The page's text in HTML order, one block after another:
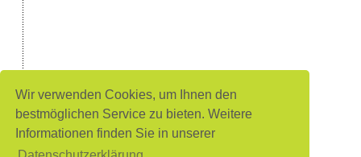
Wir verwenden Cookies, um Ihnen den
bestmöglichen Service zu bieten. Weitere
Informationen finden Sie in unserer